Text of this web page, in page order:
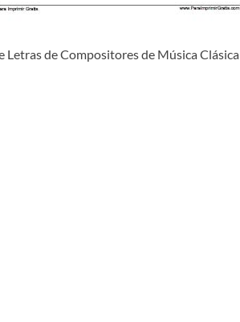
Letras de Compositores de Música Clásica